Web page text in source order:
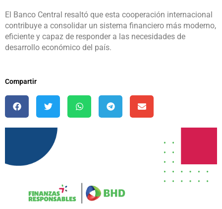
El Banco Central resaltó que esta cooperación internacional
contribuye a consolidar un sistema financiero más moderno,
eficiente y capaz de responder a las necesidades de
desarrollo económico del país.
Compartir